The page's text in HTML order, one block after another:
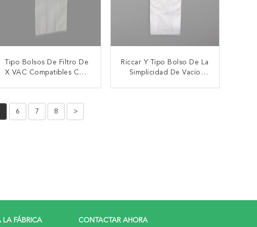
Tipo Bolsos De Filtro De
X VAC Compatibles Con
De La Resplandor
Riccar Y Tipo Bolso De La
Simplicidad De Vacío
6 7 8 >
LA FÁBRICA CONTACTAR AHORA